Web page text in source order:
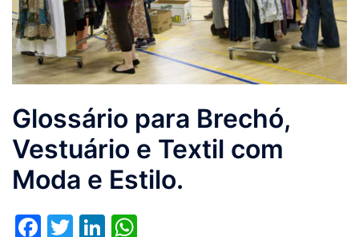
Glossário para Brechó,
Vestuário e Textil com
Moda e Estilo.
Facebook
TwitterLinkedIn